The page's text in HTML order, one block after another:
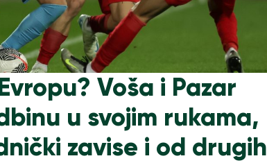
Voša i Pazar
u svojim rukama,
zavise i od drugih